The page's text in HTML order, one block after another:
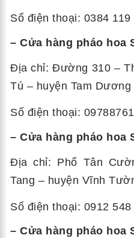
Số điện thoại: 0384 119
– Cửa hàng pháo hoa
Địa chỉ: Đường 310 –
Tú – huyện Tam
Số điện thoại:
– Cửa hàng pháo hoa
Địa chỉ: Phố Tân
Tang – huyện Vĩnh
Số điện thoại: 0912 548
– Cửa hàng pháo hoa